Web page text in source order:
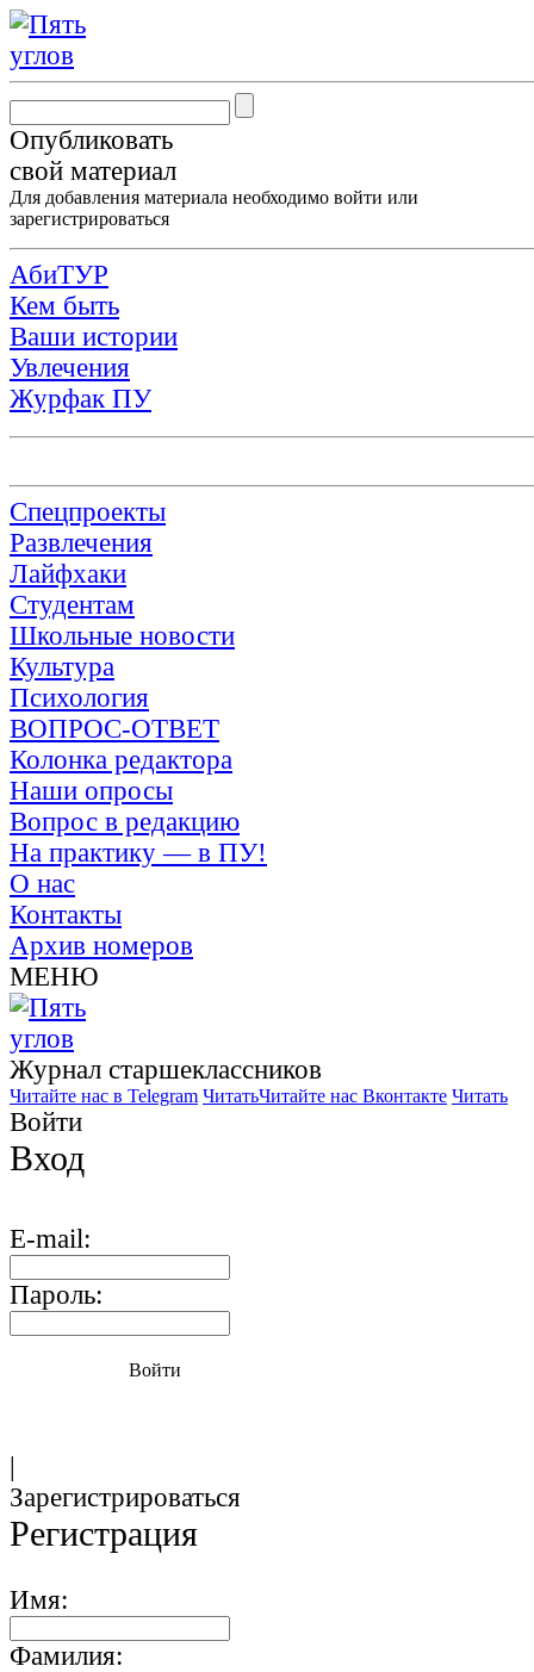
Опубликовать
свой материал
Для добавления материала необходимо войти или
зарегистрироваться
АбиТУР
Кем быть
Ваши истории
Увлечения
Журфак ПУ
Спецпроекты
Развлечения
Лайфхаки
Студентам
Школьные новости
Культура
Психология
ВОПРОС-ОТВЕТ
Колонка редактора
Наши опросы
Вопрос в редакцию
На практику — в ПУ!
О нас
Контакты
Архив номеров
МЕНЮ
Журнал старшекласcников
Читайте нас в Telegram ЧитатьЧитайте нас Вконтакте Читать
Войти
Вход
E-mail:
Пароль:
Войти
|
Зарегистрироваться
Регистрация
Имя:
Фамилия: